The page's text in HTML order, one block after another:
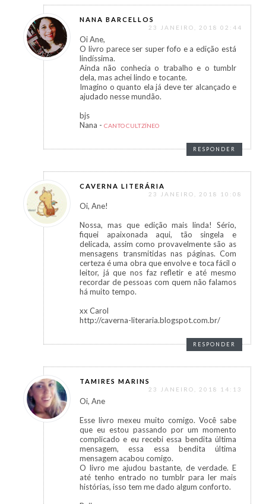
NANA BARCELLOS
23 JANEIRO, 2018 02:44
Oi Ane,
O livro parece ser super fofo e a edição está
lindíssima.
Ainda não conhecia o trabalho e o tumblr
dela, mas achei lindo e tocante.
Imagino o quanto ela já deve ter alcançado e
ajudado nesse mundão.
bjs
Nana - CANTO CULTZÍNEO
RESPONDER
CAVERNA LITERÁRIA
23 JANEIRO, 2018 10:08
Oi, Ane!
Nossa, mas que edição mais linda! Sério,
fiquei apaixonada aqui, tão singela e
delicada, assim como provavelmente são as
mensagens transmitidas nas páginas. Com
certeza é uma obra que envolve e toca fácil o
leitor, já que nos faz refletir e até mesmo
recordar de pessoas com quem não falamos
há muito tempo.
xx Carol
http://caverna-literaria.blogspot.com.br/
RESPONDER
TAMIRES MARINS
23 JANEIRO, 2018 14:13
Oi, Ane
Esse livro mexeu muito comigo. Você sabe
que eu estou passando por um momento
complicado e eu recebi essa bendita última
mensagem, essa essa bendita última
mensagem acabou comigo.
O livro me ajudou bastante, de verdade. E
até tenho entrado no tumblr para ler mais
histórias, isso tem me dado algum conforto.